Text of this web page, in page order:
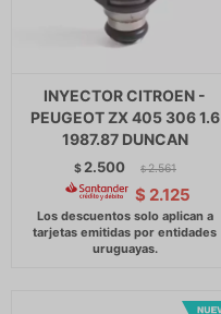
INYECTOR CITROEN -
PEUGEOT ZX 405 306 1.6
1987.87 DUNCAN
$ 2.500 $ 2.561
$ 2.125